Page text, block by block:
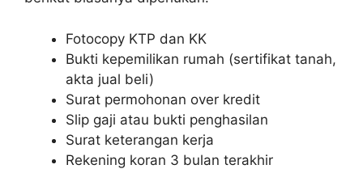
Fotocopy KTP dan KK
Bukti kepemilikan rumah (sertifikat tanah,
akta jual beli)
Surat permohonan over kredit
Slip gaji atau bukti penghasilan
Surat keterangan kerja
Rekening koran 3 bulan terakhir